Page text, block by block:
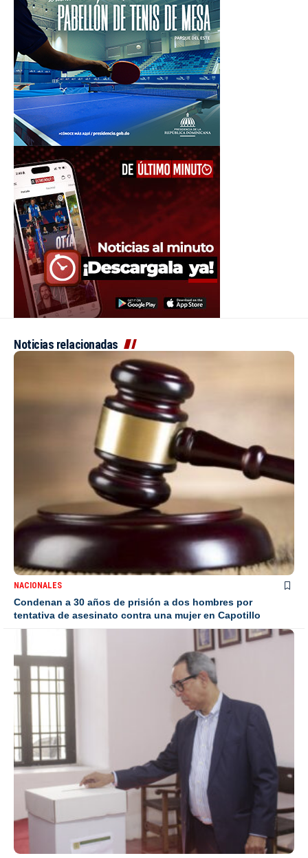
Noticias relacionadas
NACIONALES
Condenan a 30 años de prisión a dos hombres por
tentativa de asesinato contra una mujer en Capotillo